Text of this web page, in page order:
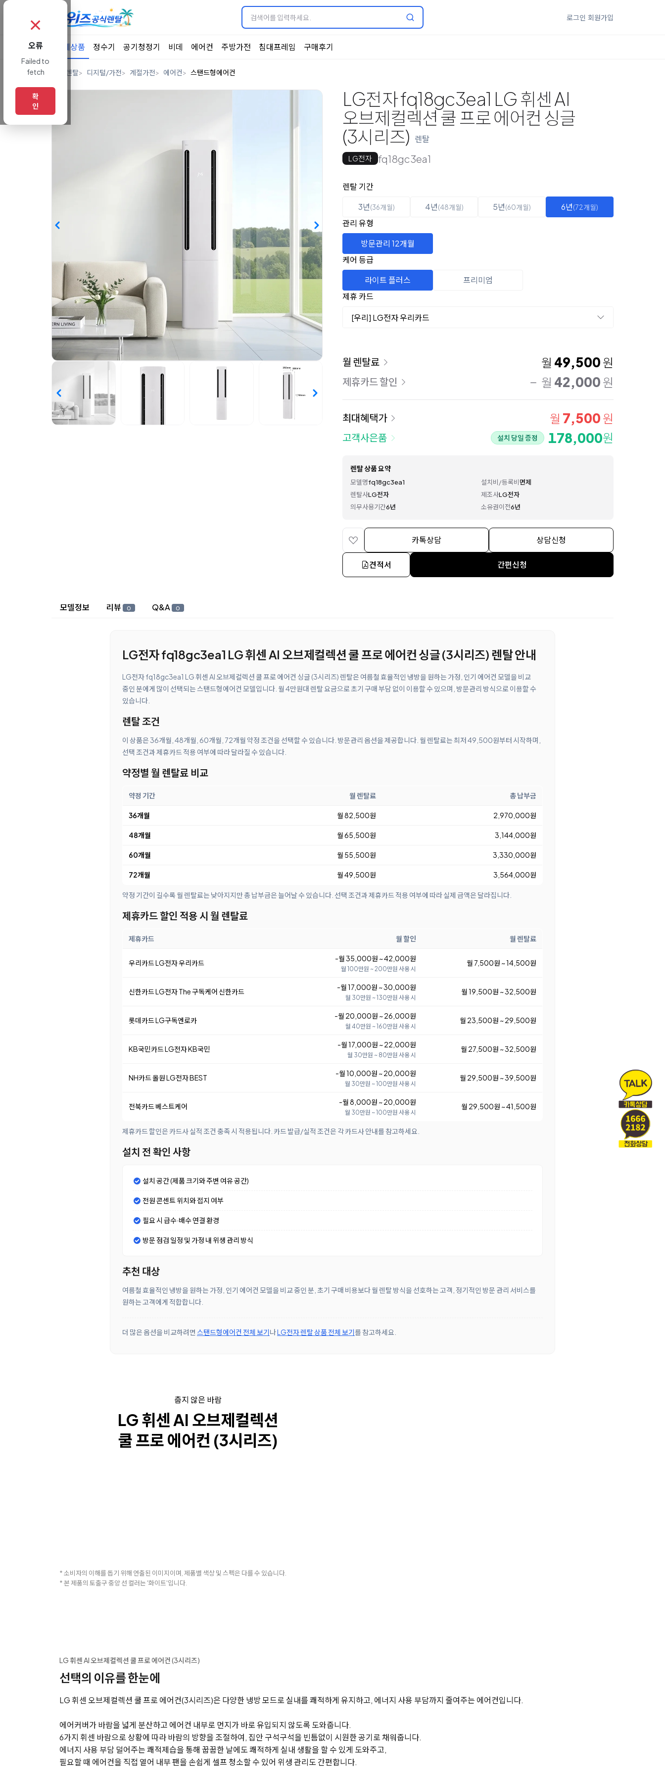
로그인 회원가입
전체상품 정수기 공기청정기 비데 에어컨 주방가전 침대프레임 구매후기
렌탈 디지털/가전 계절가전 에어컨 스탠드형에어컨
LG전자 fq18gc3ea1 LG 휘센 AI
오브제컬렉션 쿨 프로 에어컨 싱글
(3시리즈) 렌탈
LG전자 fq18gc3ea1
옵션 선택
렌탈 선택
렌탈 기간
3년(36개월) 4년(48개월) 5년(60개월) 6년(72개월)
관리 유형
방문관리 12개월
케어 등급
라이트 플러스
프리미엄
제휴 카드
[우리] LG전자 우리카드
이용 요금
월 렌탈료 월 49,500 원
제휴카드 할인 월 42,000 원
최대혜택가 월 7,500 원
고객사은품 설치 당일 증정 178,000원
렌탈 상품 요약
모델명fq18gc3ea1 설치비/등록비면제
렌탈사LG전자 제조사LG전자
의무사용기간6년 소유권이전6년
카톡상담 상담신청
견적서 간편신청
상세 정보
모델정보 리뷰 0 Q&A 0
LG전자 fq18gc3ea1 LG 휘센 AI 오브제컬렉션 쿨 프로 에어컨 싱글 (3시리즈) 렌탈 안내
LG전자 fq18gc3ea1 LG 휘센 AI 오브제컬렉션 쿨 프로 에어컨 싱글 (3시리즈) 렌탈은 여름철 효율적인 냉방을 원하는 가정, 인기 에어컨 모델을 비교
중인 분에게 많이 선택되는 스탠드형에어컨 모델입니다. 월 4만원대 렌탈 요금으로 초기 구매 부담 없이 이용할 수 있으며, 방문관리 방식으로 이용할 수
있습니다.
렌탈 조건
이 상품은 36개월, 48개월, 60개월, 72개월 약정 조건을 선택할 수 있습니다. 방문관리 옵션을 제공합니다. 월 렌탈료는 최저 49,500원부터 시작하며,
선택 조건과 제휴카드 적용 여부에 따라 달라질 수 있습니다.
약정별 월 렌탈료 비교
약정 기간 월 렌탈료 총 납부금
36개월 월 82,500원 2,970,000원
48개월 월 65,500원 3,144,000원
60개월 월 55,500원 3,330,000원
72개월 월 49,500원 3,564,000원
약정 기간이 길수록 월 렌탈료는 낮아지지만 총 납부금은 늘어날 수 있습니다. 선택 조건과 제휴카드 적용 여부에 따라 실제 금액은 달라집니다.
제휴카드 할인 적용 시 월 렌탈료
제휴카드 월 할인 월 렌탈료
우리카드 LG전자 우리카드 -월 35,000원 ~ 42,000원
월 100만원 ~ 200만원 사용 시
월 7,500원 ~ 14,500원
신한카드 LG전자 The 구독케어 신한카드 -월 17,000원 ~ 30,000원
월 30만원 ~ 130만원 사용 시
월 19,500원 ~ 32,500원
롯데카드 LG구독엔로카 -월 20,000원 ~ 26,000원
월 40만원 ~ 160만원 사용 시
월 23,500원 ~ 29,500원
KB국민카드 LG전자 KB국민 -월 17,000원 ~ 22,000원
월 30만원 ~ 80만원 사용 시
월 27,500원 ~ 32,500원
NH카드 올원 LG전자 BEST -월 10,000원 ~ 20,000원
월 30만원 ~ 100만원 사용 시
월 29,500원 ~ 39,500원
전북카드 베스트케어 -월 8,000원 ~ 20,000원
월 30만원 ~ 100만원 사용 시
월 29,500원 ~ 41,500원
제휴카드 할인은 카드사 실적 조건 충족 시 적용됩니다. 카드 발급/실적 조건은 각 카드사 안내를 참고하세요.
설치 전 확인 사항
설치 공간 (제품 크기와 주변 여유 공간)
전원 콘센트 위치와 접지 여부
필요 시 급수·배수 연결 환경
방문 점검 일정 및 가정 내 위생 관리 방식
추천 대상
여름철 효율적인 냉방을 원하는 가정, 인기 에어컨 모델을 비교 중인 분, 초기 구매 비용보다 월 렌탈 방식을 선호하는 고객, 정기적인 방문 관리 서비스를
원하는 고객에게 적합합니다.
더 많은 옵션을 비교하려면 스탠드형에어컨 전체 보기나LG전자 렌탈 상품 전체 보기를 참고하세요.
춥지 않은 바람
LG 휘센 AI 오브제컬렉션
쿨 프로 에어컨 (3시리즈)
* 소비자의 이해를 돕기 위해 연출된 이미지이며, 제품별 색상 및 스펙은 다를 수 있습니다.
* 본 제품의 토출구 중앙 선 컬러는 '화이트'입니다.
LG 휘센 AI 오브제컬렉션 쿨 프로 에어컨 (3시리즈)
선택의 이유를 한눈에
LG 휘센 오브제컬렉션 쿨 프로 에어컨(3시리즈)은 다양한 냉방 모드로 실내를 쾌적하게 유지하고, 에너지 사용 부담까지 줄여주는 에어컨입니다.
에어커버가 바람을 넓게 분산하고 에어컨 내부로 먼지가 바로 유입되지 않도록 도와줍니다.
6가지 휘센 바람으로 상황에 따라 바람의 방향을 조절하여, 집안 구석구석을 빈틈없이 시원한 공기로 채워줍니다.
에너지 사용 부담 덜어주는 쾌적제습을 통해 꿉꿉한 날에도 쾌적하게 실내 생활을 할 수 있게 도와주고,
필요할 때 에어컨을 직접 열어 내부 팬을 손쉽게 셀프 청소할 수 있어 위생 관리도 간편합니다.
✗
오류
Failed to
fetch
확
인